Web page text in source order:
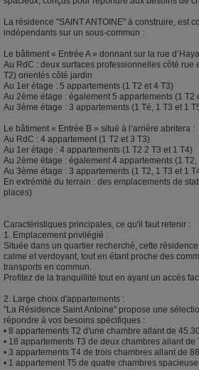
La résidence "SAINT ANTOINE" à construire, est
indépendants sur un sous-commun :
Le bâtiment « Entrée A » donnant sur la rue
Au RdC : deux surfaces professionnelles côté rue
T2) orientés côté jardin
Au 1er étage : 5 appartements (1 T2 et 4 T3)
Au 2ème étage : également 5 appartements (1 T2
Au 3ème étage : 3 appartements (1 Té, 1 T3 et 1
Le bâtiment « Entrée B » situé à l’arrière abritera :
Au RdC : 4 appartement (1 T2 et 3 T3)
Au 1er étage : 4 appartements (1 T2 2 T3 et 1 T4)
Au 2ème étage : également 4 appartements (1 T2,
Au 3ème étage : 3 appartements (1 T2, 1 T3 et 1
En extrémité du terrain : des emplacements de
places)
Caractéristiques principales, ce qu'il faut retenir :
1. Emplacement privilégié :
Située dans un quartier recherché, cette
calme et verdoyant, tout en étant proche des
transports en commun.
Profitez de la tranquillité tout en ayant un accès
2. Large choix d'appartements :
"La Résidence Saint Antoine" propose une
répondre à vos besoins spécifiques :
• 8 appartements T2 d'une chambre allant de
• 18 appartements T3 de deux chambres allant de
• 3 appartements T4 de trois chambres allant de
• 1 appartement T5 de quatre chambres